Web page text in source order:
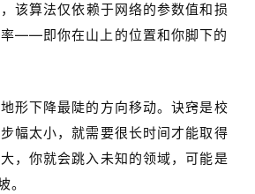
该算法仅依赖于网络的参数值和损
——即你在山上的位置和你脚下的
形下降最陡的方向移动。诀窍是校
幅太小，就需要很长时间才能取得
，你就会跳入未知的领域，可能是
。